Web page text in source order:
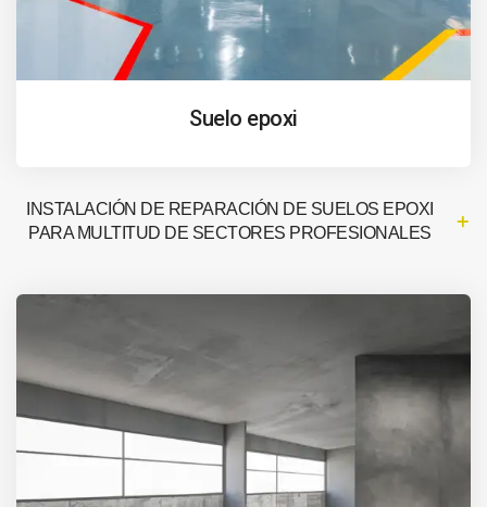
Suelo epoxi
INSTALACIÓN DE REPARACIÓN DE SUELOS EPOXI
PARA MULTITUD DE SECTORES PROFESIONALES